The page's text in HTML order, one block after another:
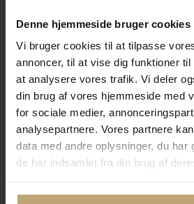
Denne hjemmeside bruger cookies
Vi bruger cookies til at tilpasse
annoncer, til at vise dig funktioner
at analysere vores trafik. Vi deler
din brug af vores hjemmeside med
for sociale medier,
analysepartnere. Vores partnere
data med andre oplysninger, du har
de har indsamlet fra din brug af
SALE
ørestikkere sort rhodineret
SALE
sort